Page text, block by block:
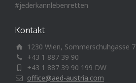
#jederkannlebenretten
Kontakt
1230 Wien, Sommerschuhgasse 7
+43 1 887 39 90
+43 1 887 39 90 199 DW
office@aed-austria.com